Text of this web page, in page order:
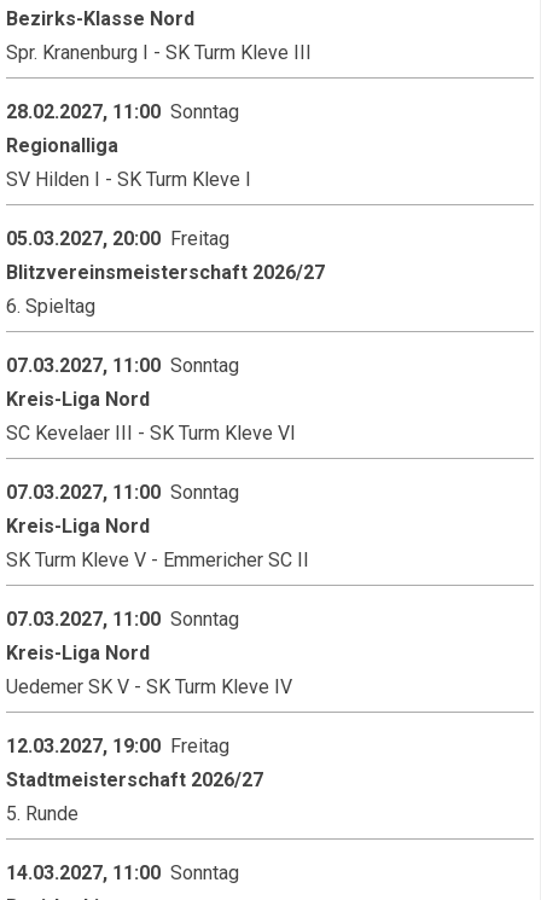
Bezirks-Klasse Nord
Spr. Kranenburg I - SK Turm Kleve III
28.02.2027, 11:00 Sonntag
Regionalliga
SV Hilden I - SK Turm Kleve I
05.03.2027, 20:00 Freitag
Blitzvereinsmeisterschaft 2026/27
6. Spieltag
07.03.2027, 11:00 Sonntag
Kreis-Liga Nord
SC Kevelaer III - SK Turm Kleve VI
07.03.2027, 11:00 Sonntag
Kreis-Liga Nord
SK Turm Kleve V - Emmericher SC II
07.03.2027, 11:00 Sonntag
Kreis-Liga Nord
Uedemer SK V - SK Turm Kleve IV
12.03.2027, 19:00 Freitag
Stadtmeisterschaft 2026/27
5. Runde
14.03.2027, 11:00 Sonntag